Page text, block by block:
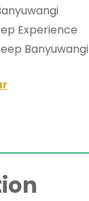
Experience
Banyuwangi